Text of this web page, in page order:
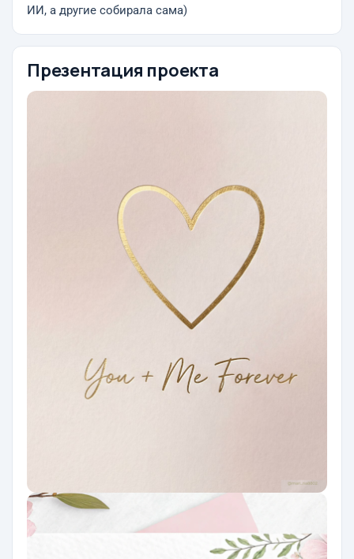
ИИ, а другие собирала сама)
Презентация проекта